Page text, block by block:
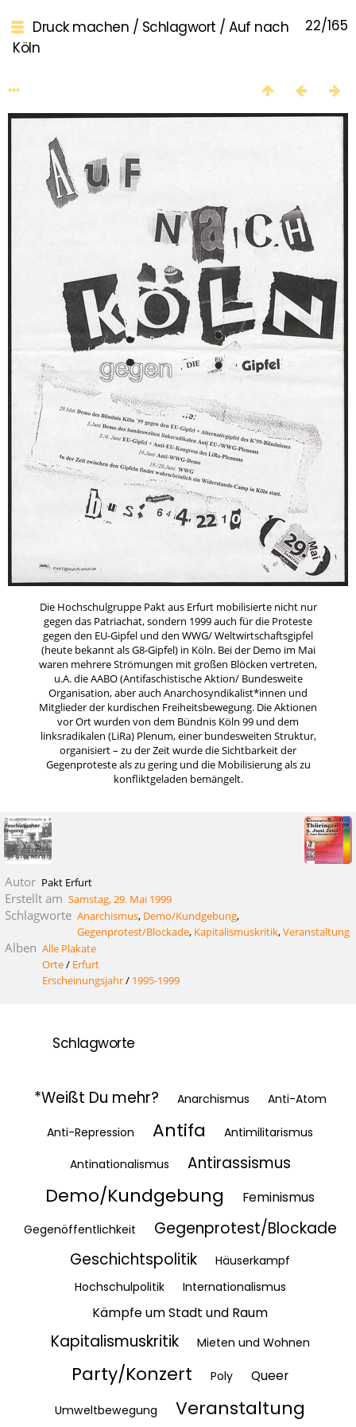
22/165
Druck machen / Schlagwort / Auf nach
Köln
Die Hochschulgruppe Pakt aus Erfurt mobilisierte nicht nur
gegen das Patriachat, sondern 1999 auch für die Proteste
gegen den EU-Gipfel und den WWG/ Weltwirtschaftsgipfel
(heute bekannt als G8-Gipfel) in Köln. Bei der Demo im Mai
waren mehrere Strömungen mit großen Blöcken vertreten,
u.A. die AABO (Antifaschistische Aktion/ Bundesweite
Organisation, aber auch Anarchosyndikalist*innen und
Mitglieder der kurdischen Freiheitsbewegung. Die Aktionen
vor Ort wurden von dem Bündnis Köln 99 und dem
linksradikalen (LiRa) Plenum, einer bundesweiten Struktur,
organisiert – zu der Zeit wurde die Sichtbarkeit der
Gegenproteste als zu gering und die Mobilisierung als zu
konfliktgeladen bemängelt.
Autor Pakt Erfurt
Erstellt am Samstag, 29. Mai 1999
Schlagworte Anarchismus, Demo/Kundgebung,
Gegenprotest/Blockade, Kapitalismuskritik,Veranstaltung
Alben Alle Plakate
Orte/ Erfurt
Erscheinungsjahr/ 1995-1999
Schlagworte
*Weißt Du mehr? Anarchismus Anti-Atom
Anti-Repression Antifa
Antimilitarismus
Antinationalismus
Antirassismus
Demo/Kundgebung Feminismus
Gegenöffentlichkeit
Gegenprotest/Blockade
Geschichtspolitik
Häuserkampf
Hochschulpolitik
Internationalismus
Kämpfe um Stadt und Raum
Kapitalismuskritik Mieten und Wohnen
Party/Konzert Poly Queer
Umweltbewegung Veranstaltung